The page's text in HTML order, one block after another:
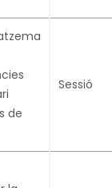
de
Sessió